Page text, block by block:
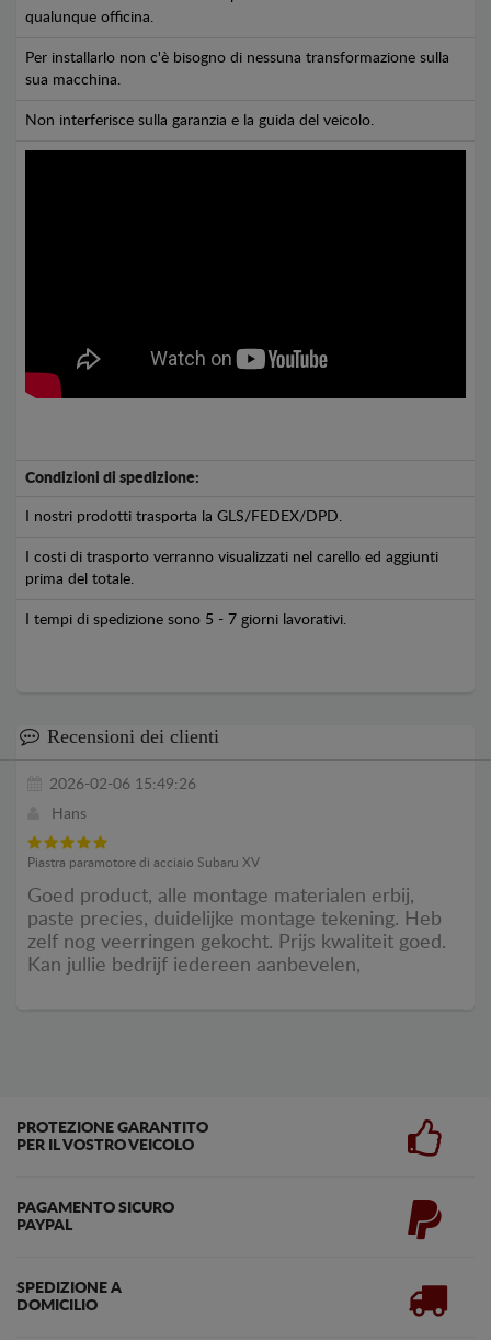
qualunque officina.
Per installarlo non c'è bisogno di nessuna transformazione sulla
sua macchina.
Non interferisce sulla garanzia e la guida del veicolo.
Condizioni di spedizione:
I nostri prodotti trasporta la GLS/FEDEX/DPD.
I costi di trasporto verranno visualizzati nel carello ed aggiunti
prima del totale.
I tempi di spedizione sono 5 - 7 giorni lavorativi.
Recensioni dei clienti
2026-02-06 15:49:26
Hans
Piastra paramotore di acciaio Subaru XV
Goed product, alle montage materialen erbij,
paste precies, duidelijke montage tekening. Heb
zelf nog veerringen gekocht. Prijs kwaliteit goed.
Kan jullie bedrijf iedereen aanbevelen,
PROTEZIONE GARANTITO
PER IL VOSTRO VEICOLO
PAGAMENTO SICURO
PAYPAL
SPEDIZIONE A
DOMICILIO